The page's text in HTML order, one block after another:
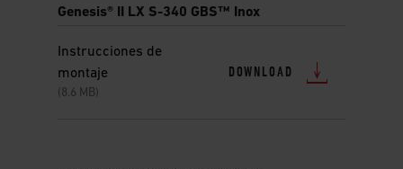
Genesis® II LX S-340 GBS™ Inox
Instrucciones de
montaje
(8.6 MB)
DOWNLOAD